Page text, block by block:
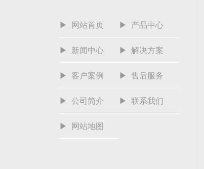
▶ 网站首页 ▶ 产品中心
▶ 新闻中心 ▶ 解决方案
▶ 客户案例 ▶ 售后服务
▶ 公司简介 ▶ 联系我们
▶ 网站地图